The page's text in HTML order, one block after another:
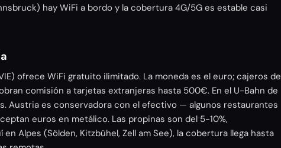
hay WiFi a bordo y la cobertura 4G/5G es estable casi
ofrece WiFi gratuito ilimitado. La moneda es el euro; cajeros de
comisión a tarjetas extranjeras hasta 500€. En el U-Bahn de
Austria es conservadora con el efectivo — algunos restaurantes
euros en metálico. Las propinas son del 5-10%,
Alpes (Sölden, Kitzbühel, Zell am See), la cobertura llega hasta